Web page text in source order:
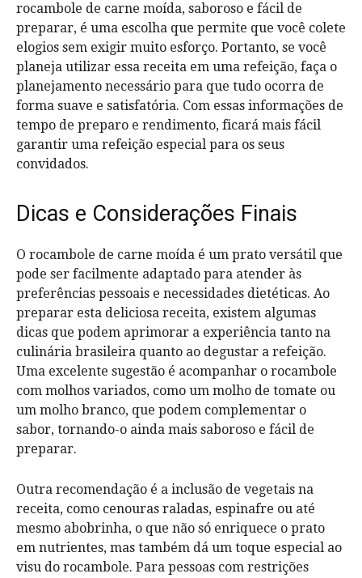
rocambole de carne moída, saboroso e fácil de
preparar, é uma escolha que permite que você colete
elogios sem exigir muito esforço. Portanto, se você
planeja utilizar essa receita em uma refeição, faça o
planejamento necessário para que tudo ocorra de
forma suave e satisfatória. Com essas informações de
tempo de preparo e rendimento, ficará mais fácil
garantir uma refeição especial para os seus
convidados.
Dicas e Considerações Finais
O rocambole de carne moída é um prato versátil que
pode ser facilmente adaptado para atender às
preferências pessoais e necessidades dietéticas. Ao
preparar esta deliciosa receita, existem algumas
dicas que podem aprimorar a experiência tanto na
culinária brasileira quanto ao degustar a refeição.
Uma excelente sugestão é acompanhar o rocambole
com molhos variados, como um molho de tomate ou
um molho branco, que podem complementar o
sabor, tornando-o ainda mais saboroso e fácil de
preparar.
Outra recomendação é a inclusão de vegetais na
receita, como cenouras raladas, espinafre ou até
mesmo abobrinha, o que não só enriquece o prato
em nutrientes, mas também dá um toque especial ao
visu do rocambole. Para pessoas com restrições